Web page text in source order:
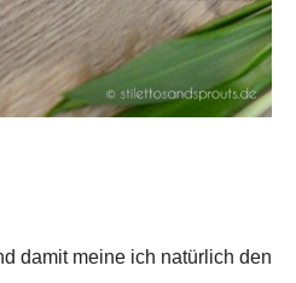
damit meine ich natürlich den